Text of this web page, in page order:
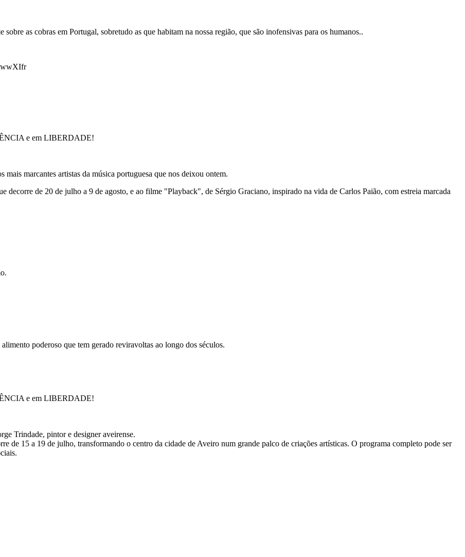
as cobras em Portugal, sobretudo as que habitam na nossa região, que são inofensivas para os humanos..
marcantes artistas da música portuguesa que nos deixou ontem.
decorre de 20 de julho a 9 de agosto, e ao filme "Playback", de Sérgio Graciano, inspirado na vida de Carlos Paião, com estreia marcada
poderoso que tem gerado reviravoltas ao longo dos séculos.
Trindade, pintor e designer aveirense.
de 15 a 19 de julho, transformando o centro da cidade de Aveiro num grande palco de criações artísticas. O programa completo pode ser